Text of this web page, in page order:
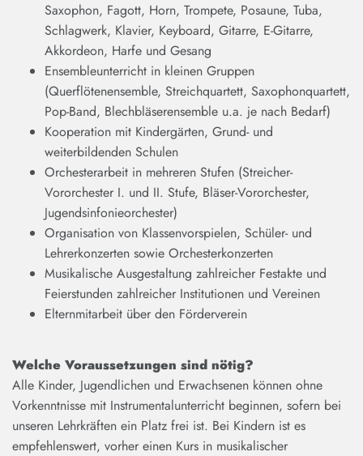
Saxophon, Fagott, Horn, Trompete, Posaune, Tuba,
Schlagwerk, Klavier, Keyboard, Gitarre, E-Gitarre,
Akkordeon, Harfe und Gesang
Ensembleunterricht in kleinen Gruppen
(Querflötenensemble, Streichquartett, Saxophonquartett,
Pop-Band, Blechbläserensemble u.a. je nach Bedarf)
Kooperation mit Kindergärten, Grund- und
weiterbildenden Schulen
Orchesterarbeit in mehreren Stufen (Streicher-
Vororchester I. und II. Stufe, Bläser-Vororchester,
Jugendsinfonieorchester)
Organisation von Klassenvorspielen, Schüler- und
Lehrerkonzerten sowie Orchesterkonzerten
Musikalische Ausgestaltung zahlreicher Festakte und
Feierstunden zahlreicher Institutionen und Vereinen
Elternmitarbeit über den Förderverein
Welche Voraussetzungen sind nötig?
Alle Kinder, Jugendlichen und Erwachsenen können ohne
Vorkenntnisse mit Instrumentalunterricht beginnen, sofern bei
unseren Lehrkräften ein Platz frei ist. Bei Kindern ist es
empfehlenswert, vorher einen Kurs in musikalischer